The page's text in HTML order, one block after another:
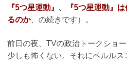
『5つ星運動』 、
『5つ星運動』
るのか、の続きです）。
前日の夜、TVの政治トークショ
少しも怖くない。それにベルルス